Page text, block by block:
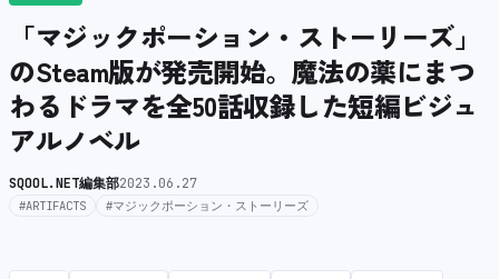
「マジックポーション・ストーリーズ」
のSteam版が発売開始。魔法の薬にまつ
わるドラマを全50話収録した短編ビジュ
アルノベル
SQOOL.NET編集部2023.06.27
#ARTIFACTS #マジックポーション・ストーリーズ